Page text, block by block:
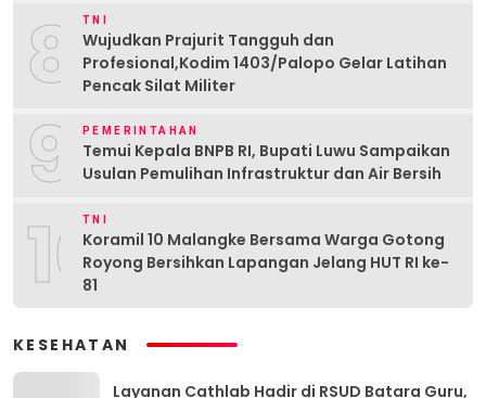
8 TNI
Wujudkan Prajurit Tangguh dan
Profesional,Kodim 1403/Palopo Gelar Latihan
Pencak Silat Militer
9 PEMERINTAHAN
Temui Kepala BNPB RI, Bupati Luwu Sampaikan
Usulan Pemulihan Infrastruktur dan Air Bersih
10
TNI
Koramil 10 Malangke Bersama Warga Gotong
Royong Bersihkan Lapangan Jelang HUT RI ke-
81
KESEHATAN
Layanan Cathlab Hadir di RSUD Batara Guru,